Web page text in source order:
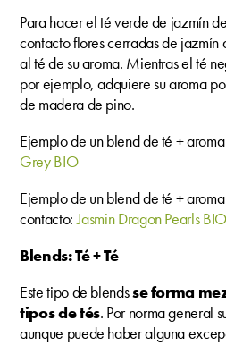
Para hacer el té verde de jazmín
contacto flores cerradas de jazmín
al té de su aroma. Mientras el té
por ejemplo, adquiere su aroma
de madera de pino.
Ejemplo de un blend de té +
Grey BIO
Ejemplo de un blend de té +
contacto:Jasmin Dragon Pearls BIO
Blends: Té + Té
Este tipo de blendsse forma
tipos de tés. Por norma general
aunque puede haber alguna